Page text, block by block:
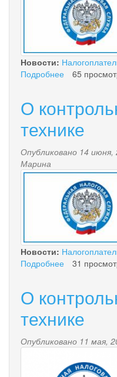
Новости:
Подробнее
для
физических
65
О
технике
Опубликовано 14
Марина
nalog.jpg
Новости:
Подробнее
кассовой
технике
31
О
технике
Опубликовано 11 мая,
nalog.png